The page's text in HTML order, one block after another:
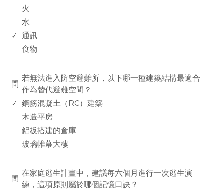
火
水
✓ 通訊
食物
問
若無法進入防空避難所，以下哪一種建築結構最適合
作為替代避難空間？
✓ 鋼筋混凝土（RC）建築
木造平房
鋁板搭建的倉庫
玻璃帷幕大樓
問
在家庭逃生計畫中，建議每六個月進行一次逃生演
練，這項原則屬於哪個記憶口訣？